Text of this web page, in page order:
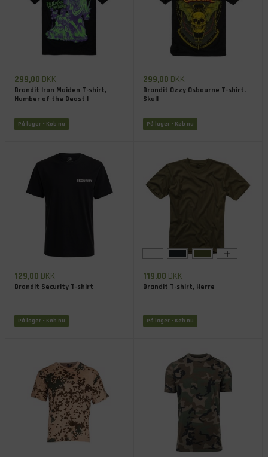
299,00 DKK
Brandit Iron Maiden T-shirt,
Number of the Beast I
På lager - Køb nu
299,00 DKK
Brandit Ozzy Osbourne T-shirt,
Skull
På lager - Køb nu
129,00 DKK
Brandit Security T-shirt
På lager - Køb nu
+
119,00 DKK
Brandit T-shirt, Herre
På lager - Køb nu